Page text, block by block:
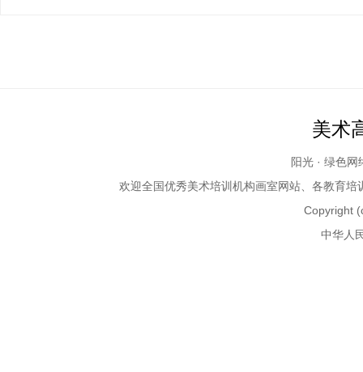
美术
阳光 · 绿色
欢迎全国优秀美术培训 机构画室网站、各教育
Copyright
中华人